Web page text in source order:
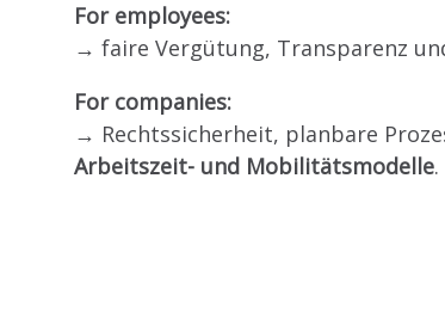
For employees:
→ faire Vergütung, Transparenz
For companies:
→ Rechtssicherheit, planbare
Arbeitszeit- und Mobilitätsmodelle.